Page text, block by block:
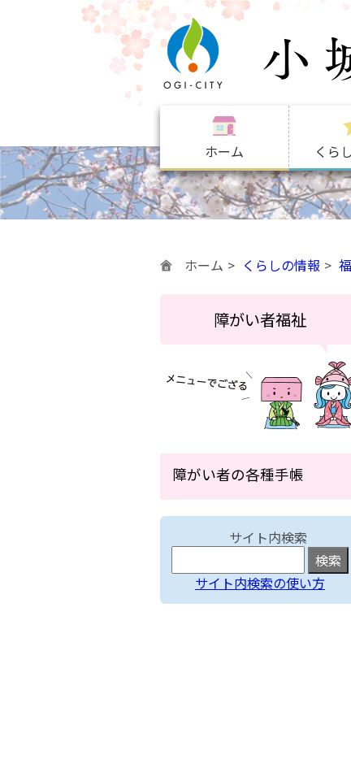
ホーム くら
ホーム くらしの情報
障がい者福祉
障がい者の各種手帳
サイト内検索
サイト内検索の使い方